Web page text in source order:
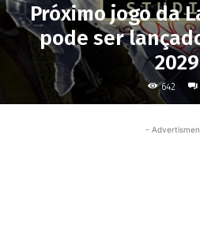
Próximo jogo da
pode ser
2029
642
-